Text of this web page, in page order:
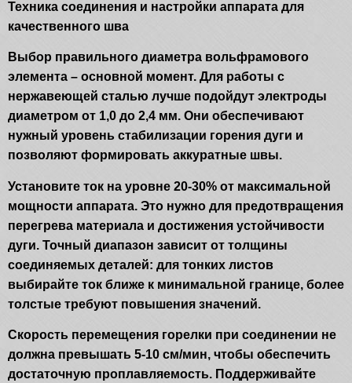
Техника соединения и настройки аппарата для
качественного шва
Выбор правильного диаметра вольфрамового
элемента – основной момент. Для работы с
нержавеющей сталью лучше подойдут электроды
диаметром от 1,0 до 2,4 мм. Они обеспечивают
нужный уровень стабилизации горения дуги и
позволяют формировать аккуратные швы.
Установите ток на уровне 20-30% от максимальной
мощности аппарата. Это нужно для предотвращения
перегрева материала и достижения устойчивости
дуги. Точный диапазон зависит от толщины
соединяемых деталей: для тонких листов
выбирайте ток ближе к минимальной границе, более
толстые требуют повышения значений.
Скорость перемещения горелки при соединении не
должна превышать 5-10 см/мин, чтобы обеспечить
достаточную проплавляемость. Поддерживайте